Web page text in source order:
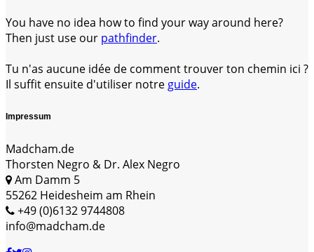
You have no idea how to find your way around here?
Then just use our pathfinder.
Tu n'as aucune idée de comment trouver ton chemin ici ?
Il suffit ensuite d'utiliser notre guide.
Impressum
Madcham.de
Thorsten Negro & Dr. Alex Negro
Am Damm 5
55262 Heidesheim am Rhein
+49 (0)6132 9744808
info@madcham.de